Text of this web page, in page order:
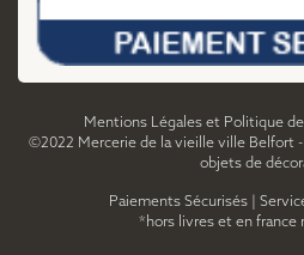
Mentions Légales et Politique
©2022 Mercerie de la vieille ville Belfort
objets de
Paiements Sécurisés|
*hors livres et en france